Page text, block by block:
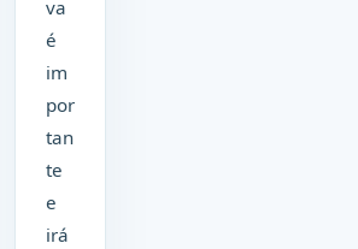
va
é
im
por
tan
te
e
irá